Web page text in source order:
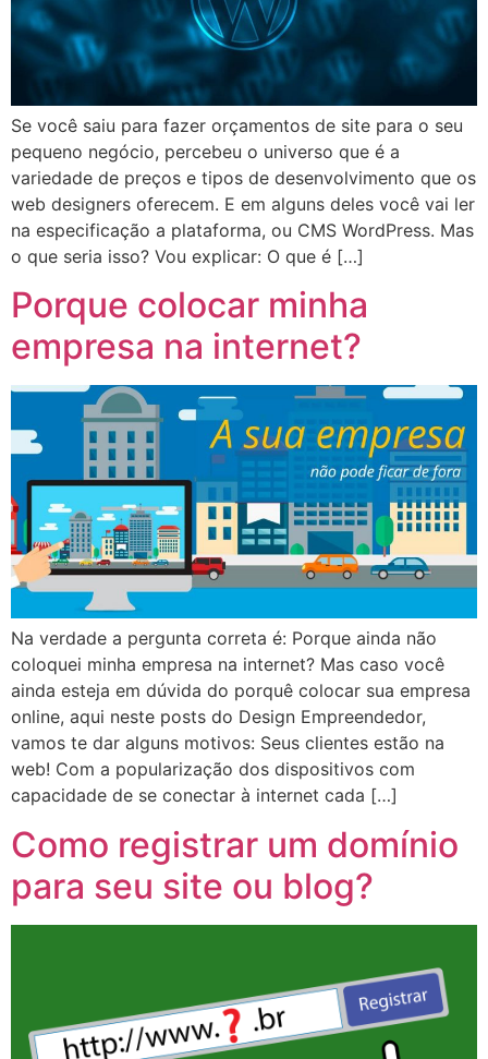
Se você saiu para fazer orçamentos de site para o seu
pequeno negócio, percebeu o universo que é a
variedade de preços e tipos de desenvolvimento que os
web designers oferecem. E em alguns deles você vai ler
na especificação a plataforma, ou CMS WordPress. Mas
o que seria isso? Vou explicar: O que é […]
Porque colocar minha
empresa na internet?
Na verdade a pergunta correta é: Porque ainda não
coloquei minha empresa na internet? Mas caso você
ainda esteja em dúvida do porquê colocar sua empresa
online, aqui neste posts do Design Empreendedor,
vamos te dar alguns motivos: Seus clientes estão na
web! Com a popularização dos dispositivos com
capacidade de se conectar à internet cada […]
Como registrar um domínio
para seu site ou blog?